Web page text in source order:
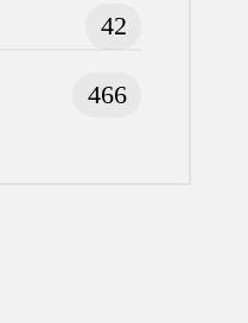
42
466